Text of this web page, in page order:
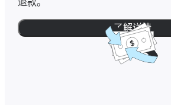
退款。
了解详情